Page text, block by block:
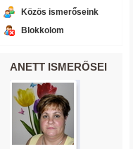
Közös ismerőseink
Blokkolom
ANETT ISMERŐSEI